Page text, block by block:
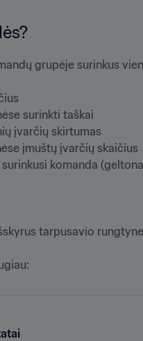
grupėje surinkus
surinkti taškai
įvarčių skirtumas
įmuštų įvarčių skaičius
komanda
tarpusavio